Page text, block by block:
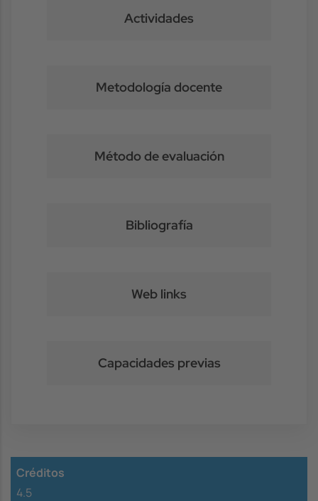
Actividades
Metodología docente
Método de evaluación
Bibliografía
Web links
Capacidades previas
Créditos
4.5